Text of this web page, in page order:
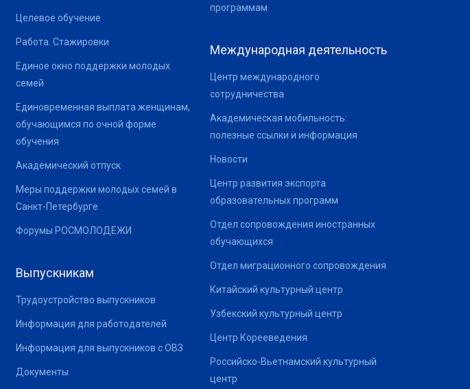
Целевое обучение
Работа. Стажировки
Единое окно поддержки молодых
семей
Единовременная выплата женщинам,
обучающимся по очной форме
обучения
Академический отпуск
Меры поддержки молодых семей в
Санкт-Петербурге
Форумы РОСМОЛОДЕЖИ
Выпускникам
Трудоустройство выпускников
Информация для работодателей
Информация для выпускников с ОВЗ
Документы
программам
Международная деятельность
Центр международного
сотрудничества
Академическая мобильность:
полезные ссылки и информация
Новости
Центр развития экспорта
образовательных программ
Отдел сопровождения иностранных
обучающихся
Отдел миграционного сопровождения
Китайский культурный центр
Узбекский культурный центр
Центр Корееведения
Российско-Вьетнамский культурный
центр